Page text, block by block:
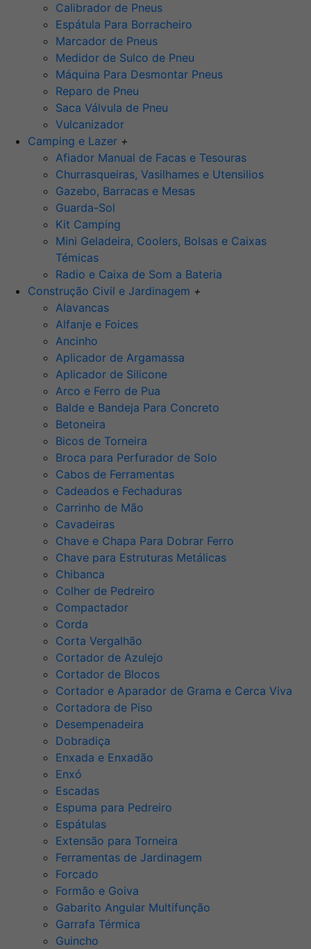
Calibrador de Pneus
Espátula Para Borracheiro
Marcador de Pneus
Medidor de Sulco de Pneu
Máquina Para Desmontar Pneus
Reparo de Pneu
Saca Válvula de Pneu
Vulcanizador
Camping e Lazer +
Afiador Manual de Facas e Tesouras
Churrasqueiras, Vasilhames e Utensilios
Gazebo, Barracas e Mesas
Guarda-Sol
Kit Camping
Mini Geladeira, Coolers, Bolsas e Caixas
Témicas
Radio e Caixa de Som a Bateria
Construção Civil e Jardinagem +
Alavancas
Alfanje e Foices
Ancinho
Aplicador de Argamassa
Aplicador de Silicone
Arco e Ferro de Pua
Balde e Bandeja Para Concreto
Betoneira
Bicos de Torneira
Broca para Perfurador de Solo
Cabos de Ferramentas
Cadeados e Fechaduras
Carrinho de Mão
Cavadeiras
Chave e Chapa Para Dobrar Ferro
Chave para Estruturas Metálicas
Chibanca
Colher de Pedreiro
Compactador
Corda
Corta Vergalhão
Cortador de Azulejo
Cortador de Blocos
Cortador e Aparador de Grama e Cerca Viva
Cortadora de Piso
Desempenadeira
Dobradiça
Enxada e Enxadão
Enxó
Escadas
Espuma para Pedreiro
Espátulas
Extensão para Torneira
Ferramentas de Jardinagem
Forcado
Formão e Goiva
Gabarito Angular Multifunção
Garrafa Térmica
Guincho